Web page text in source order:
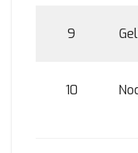
9
10